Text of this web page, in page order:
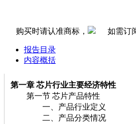
购买时请认准商标， 如需订
报告目录
内容概括
第一章 芯片行业主要经济特性
第一节 芯片产品特性
一、产品行业定义
二、产品分类情况